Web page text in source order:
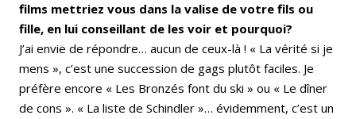
films mettriez vous dans la valise de votre fils ou
fille, en lui conseillant de les voir et pourquoi?
J’ai envie de répondre… aucun de ceux-là ! « La vérité si je
mens », c’est une succession de gags plutôt faciles. Je
préfère encore « Les Bronzés font du ski » ou « Le dîner
de cons ». « La liste de Schindler »… évidemment, c’est un